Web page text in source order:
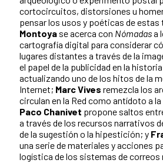
cortocircuitos, distorsiones u
pensar los usos y poéticas de estas
Montoya se acerca con Nómadasa
cartografía digital para considerar
lugares distantes a través de la
el papel de la publicidad en la
actualizando uno de los hitos de la
Internet; Marc Vives remezcla los
circulan en la Red como antídoto a
Paco Chanivet propone saltos
a través de los recursos narrativos
de la sugestión o la hipestición; y
una serie de materiales y acciones
logística de los sistemas de correos